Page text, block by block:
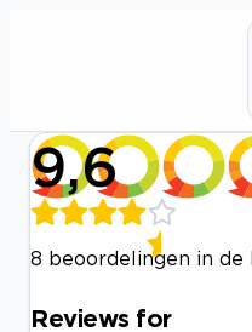
9,6
8 beoordelingen in de
Reviews for